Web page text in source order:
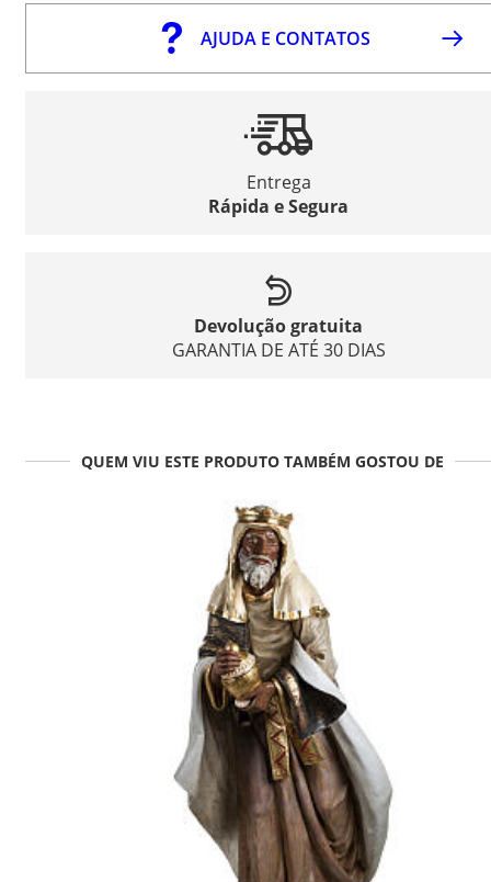
AJUDA E CONTATOS
Entrega
Rápida e Segura
Devolução gratuita
GARANTIA DE ATÉ 30 DIAS
QUEM VIU ESTE PRODUTO TAMBÉM GOSTOU DE